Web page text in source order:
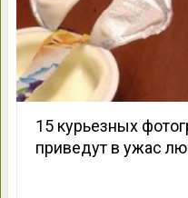
15 курьезных
приведут в ужас